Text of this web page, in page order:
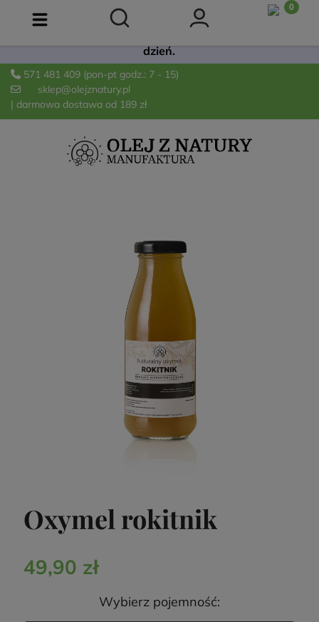
Już dostępna! 🫒 Łagodna oliwa Extra Virgin z
dzień.
571 481 409 (pon-pt godz.: 7 - 15)
sklep@olejznatury.pl
| darmowa dostawa od 189 zł
Oxymel rokitnik
49,90 zł
Wybierz pojemność: